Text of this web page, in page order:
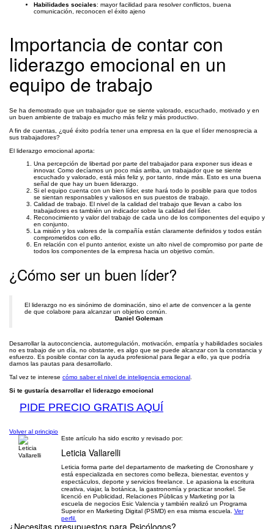
Habilidades sociales: mayor facilidad para resolver conflictos, buena
comunicación, reconocen el éxito ajeno
Importancia de contar con
liderazgo emocional en un
equipo de trabajo
Se ha demostrado que un trabajador que se siente valorado, escuchado, motivado y en
un buen ambiente de trabajo es mucho más feliz y más productivo.
A fin de cuentas, ¿qué éxito podría tener una empresa en la que el líder menosprecia a
sus trabajadores?
El liderazgo emocional aporta:
Una percepción de libertad por parte del trabajador para exponer sus ideas e
innovar. Como decíamos un poco más arriba, un trabajador que se siente
escuchado y valorado, está más feliz y, por tanto, rinde más. Esto es una buena
señal de que hay un buen liderazgo.
Si el equipo cuenta con un bien líder, este hará todo lo posible para que todos
se sientan responsables y valiosos en sus puestos de trabajo.
Calidad de trabajo. El nivel de la calidad del trabajo que llevan a cabo los
trabajadores es también un indicador sobre la calidad del líder.
Reconocimiento y valor del trabajo de cada uno de los componentes del equipo y
en conjunto.
La misión y los valores de la compañía están claramente definidos y todos están
comprometidos con ello.
En relación con el punto anterior, existe un alto nivel de compromiso por parte de
todos los componentes de la empresa hacia un objetivo común.
¿Cómo ser un buen líder?
El liderazgo no es sinónimo de dominación, sino el arte de convencer a la gente
de que colabore para alcanzar un objetivo común.
Daniel Goleman
Desarrollar la autoconciencia, autorregulación, motivación, empatía y habilidades sociales
no es trabajo de un día, no obstante, es algo que se puede alcanzar con la constancia y
esfuerzo. Es posible contar con la ayuda profesional para llegar a ello, ya que podría
darnos las pautas para desarrollarlo.
Tal vez te interese cómo saber el nivel de inteligencia emocional
Si te gustaría desarrollar el liderazgo emocional
PIDE PRECIO GRATIS AQUÍ
Volver al principio
Este artículo ha sido escrito y revisado por:
Leticia Vallarelli
Leticia forma parte del departamento de marketing de Cronoshare y
está especializada en sectores como belleza, bienestar, eventos y
espectáculos, deporte y servicios freelance. Le apasiona la escritura
creativa, viajar, la botánica, la gastronomía y practicar snorkel. Se
licenció en Publicidad, Relaciones Públicas y Marketing por la
escuela de negocios Esic Valencia y también realizó un Programa
Superior en Marketing Digital (PSMD) en esa misma escuela. Ver
perfil.
¿Necesitas presupuestos para Psicólogos?